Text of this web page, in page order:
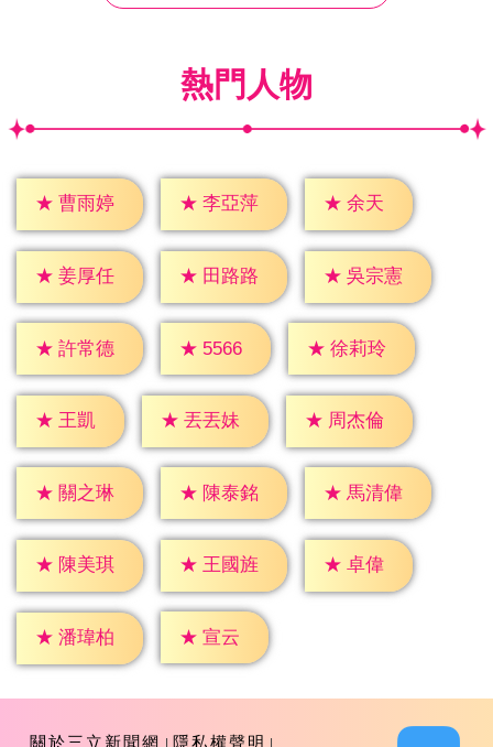
熱門人物
★ 曹雨婷 ★ 李亞萍 ★ 余天
★ 姜厚任 ★ 田路路 ★ 吳宗憲
★ 許常德 ★ 5566 ★ 徐莉玲
★ 王凱 ★ 丟丟妹 ★ 周杰倫
★ 關之琳 ★ 陳泰銘 ★ 馬清偉
★ 陳美琪 ★ 王國旌 ★ 卓偉
★ 潘瑋柏 ★ 宣云
關於三立新聞網 隱私權聲明